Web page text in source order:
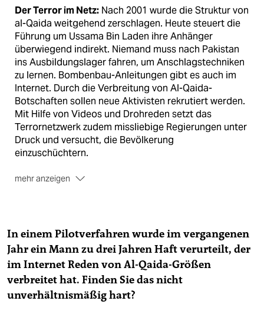
Der Terror im Netz: Nach 2001 wurde die Struktur von
al-Qaida weitgehend zerschlagen. Heute steuert die
Führung um Ussama Bin Laden ihre Anhänger
überwiegend indirekt. Niemand muss nach Pakistan
ins Ausbildungslager fahren, um Anschlagstechniken
zu lernen. Bombenbau-Anleitungen gibt es auch im
Internet. Durch die Verbreitung von Al-Qaida-
Botschaften sollen neue Aktivisten rekrutiert werden.
Mit Hilfe von Videos und Drohreden setzt das
Terrornetzwerk zudem missliebige Regierungen unter
Druck und versucht, die Bevölkerung
einzuschüchtern.
mehr anzeigen
zugänglichen Chatroom "al Ansar Ansar al
Mujaheddin" hörte er sich Botschaften von Ussama
Bin Laden und anderen Al-Qaida-Größen an.
Außerdem verbreitete er Links zu Webseiten, auf
denen weitere Videos und Reden zu finden waren. Er
hatte sich die Reden auf al-Qaida-nahen
In einem Pilotverfahren wurde im vergangenen
Jahr ein Mann zu drei Jahren Haft verurteilt, der
im Internet Reden von Al-Qaida-Größen
verbreitet hat. Finden Sie das nicht
unverhältnismäßig hart?